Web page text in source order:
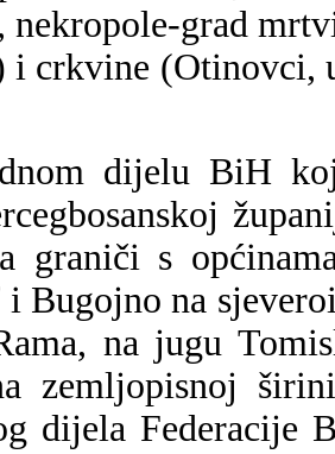
nekropole-grad
i crkvine (Otinovci,
dijelu BiH
graniči s
Bugojno na
na jugu
zemljopisnoj
dijela Federacije